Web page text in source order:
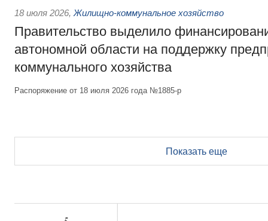
18 июля 2026, Жилищно-коммунальное хозяйство
Правительство выделило
автономной области на поддержку
коммунального хозяйства
Распоряжение от 18 июля 2026 года №1885-р
Показать еще